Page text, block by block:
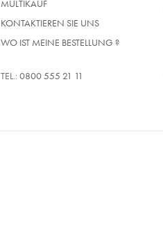
MULTIKAUF
KONTAKTIEREN SIE UNS
WO IST MEINE BESTELLUNG ?
TEL.: 0800 555 21 11